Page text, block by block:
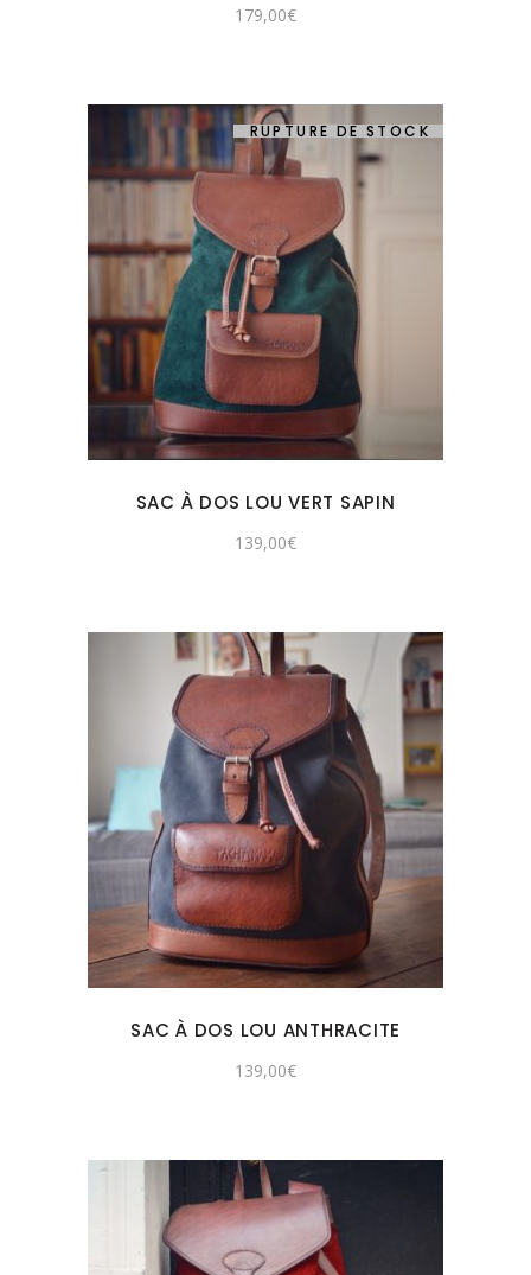
179,00€
RUPTURE DE STOCK
SAC À DOS LOU VERT SAPIN
139,00€
SAC À DOS LOU ANTHRACITE
139,00€